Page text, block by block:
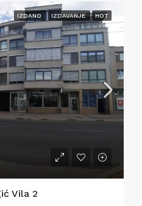
IZDANO IZDAVANJE HOT
Vila 2